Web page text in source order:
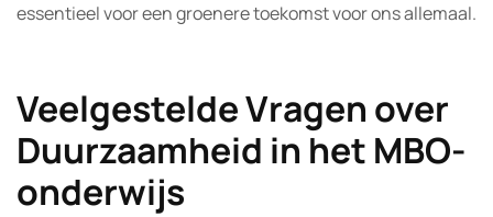
essentieel voor een groenere toekomst voor ons allemaal.
Veelgestelde Vragen over
Duurzaamheid in het MBO-
onderwijs